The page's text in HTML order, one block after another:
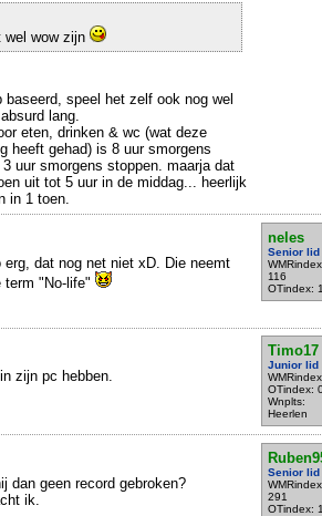
wel wow zijn
baseerd, speel het zelf ook nog wel
lang.
eten, drinken & wc (wat deze
heeft gehad) is 8 uur smorgens
uur smorgens stoppen. maarja dat
uit tot 5 uur in de middag... heerlijk
in 1 toen.
neles
Senior lid
116
OTindex:
dat nog net niet xD. Die neemt
term "No-life"
Timo17
Junior lid
OTindex:
Wnplts:
Heerlen
zijn pc hebben.
Senior lid
291
OTindex:
dan geen record gebroken?
ik.